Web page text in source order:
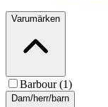
Varumärken
Barbour (1)
Dam/herr/barn